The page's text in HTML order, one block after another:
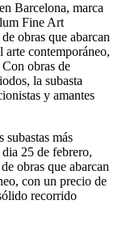
Barcelona, marca
Fine Art
obras que abarcan
arte contemporáneo,
obras de
la subasta
y amantes
más
25 de febrero,
obras que abarcan
con un precio de
recorrido